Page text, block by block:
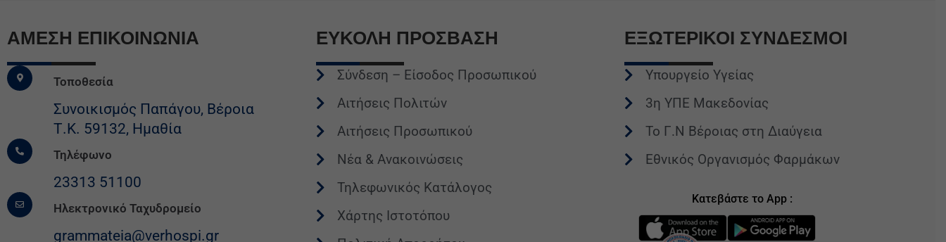
ΆΜΕΣΗ ΕΠΙΚΟΙΝΩΝΙΑ
Τοποθεσία
Συνοικισμός Παπάγου, Βέροια
Τ.Κ. 59132, Ημαθία
Τηλέφωνο
23313 51100
Ηλεκτρονικό Ταχυδρομείο
grammateia@verhospi.gr
ΕΥΚΟΛΗ ΠΡΟΣΒΑΣΗ
Σύνδεση – Είσοδος Προσωπικού
Αιτήσεις Πολιτών
Αιτήσεις Προσωπικού
Νέα & Ανακοινώσεις
Τηλεφωνικός Κατάλογος
Χάρτης Ιστοτόπου
ΕΞΩΤΕΡΙΚΟΙ ΣΥΝΔΕΣΜΟΙ
Υπουργείο Υγείας
3η ΥΠΕ Μακεδονίας
Το Γ.Ν Βέροιας στη Διαύγεια
Εθνικός Οργανισμός Φαρμάκων
Κατεβάστε το App :